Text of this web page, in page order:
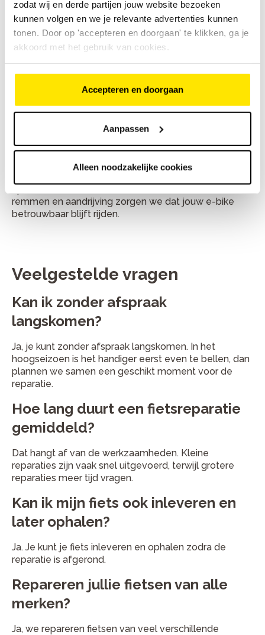
zodat wij en derde partijen jouw website bezoeken
kunnen volgen en we je relevante advertenties kunnen
tonen. Door op 'accepteren en doorgaan' te klikken, ga je
akkoord met het gebruik van cookies.
Accepteren en doorgaan
Aanpassen
Alleen noodzakelijke cookies
Ketting vervangen — een versleten ketting
vervangen we voordat andere onderdelen
sneller slijten.
Achterlicht vervangen — met goed werkende
verlichting ga je weer veilig de weg op.
E-bike reparatie in Delft
Ook voor onderhoud en reparatie van e-bikes ben je
Onze monteurs hebben ervaring met e-bikes van
verschillende merken en werken onder meer aan
remmen en aandrijving zorgen we dat jouw e-bike
betrouwbaar blijft rijden.
Veelgestelde vragen
Kan ik zonder afspraak
langskomen?
Ja, je kunt zonder afspraak langskomen. In het
hoogseizoen is het handiger eerst even te bellen, dan
plannen we samen een geschikt moment voor de
reparatie.
Hoe lang duurt een fietsreparatie
gemiddeld?
Dat hangt af van de werkzaamheden. Kleine
reparaties zijn vaak snel uitgevoerd, terwijl grotere
reparaties meer tijd vragen.
Kan ik mijn fiets ook inleveren en
later ophalen?
Ja. Je kunt je fiets inleveren en ophalen zodra de
reparatie is afgerond.
Repareren jullie fietsen van alle
merken?
Ja, we repareren fietsen van veel verschillende